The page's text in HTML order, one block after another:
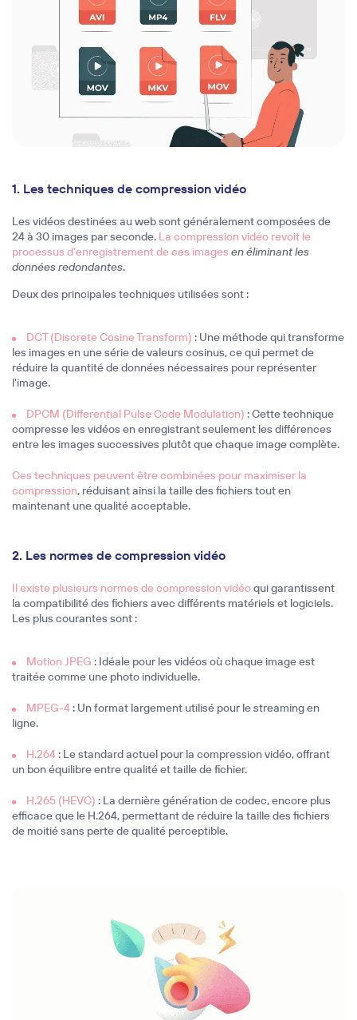
1. Les techniques de compression vidéo
Les vidéos destinées au web sont généralement composées de
24 à 30 images par seconde. La compression vidéo revoit le
processus d'enregistrement de ces images en éliminant les
données redondantes.
Deux des principales techniques utilisées sont :
DCT (Discrete Cosine Transform) : Une méthode qui transforme
les images en une série de valeurs cosinus, ce qui permet de
réduire la quantité de données nécessaires pour représenter
l'image.
DPCM (Differential Pulse Code Modulation) : Cette technique
compresse les vidéos en enregistrant seulement les différences
entre les images successives plutôt que chaque image complète.
Ces techniques peuvent être combinées pour maximiser la
compression, réduisant ainsi la taille des fichiers tout en
maintenant une qualité acceptable.
2. Les normes de compression vidéo
Il existe plusieurs normes de compression vidéoqui garantissent
la compatibilité des fichiers avec différents matériels et logiciels.
Les plus courantes sont :
Motion JPEG : Idéale pour les vidéos où chaque image est
traitée comme une photo individuelle.
MPEG-4: Un format largement utilisé pour le streaming en
ligne.
H.264: Le standard actuel pour la compression vidéo, offrant
un bon équilibre entre qualité et taille de fichier.
H.265 (HEVC) : La dernière génération de codec, encore plus
efficace que le H.264, permettant de réduire la taille des fichiers
de moitié sans perte de qualité perceptible.